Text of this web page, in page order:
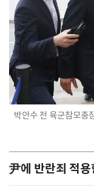
박안수 전 육군참모
尹에 반란죄 적